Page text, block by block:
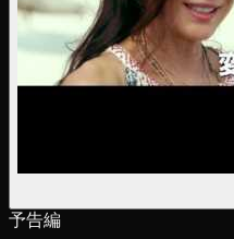
予告編